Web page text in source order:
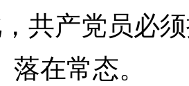
共产党员必
在常态。